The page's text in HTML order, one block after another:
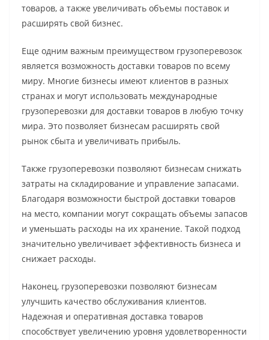
товаров, а также увеличивать объемы поставок и
расширять свой бизнес.
Еще одним важным преимуществом грузоперевозок
является возможность доставки товаров по всему
миру. Многие бизнесы имеют клиентов в разных
странах и могут использовать международные
грузоперевозки для доставки товаров в любую точку
мира. Это позволяет бизнесам расширять свой
рынок сбыта и увеличивать прибыль.
Также грузоперевозки позволяют бизнесам снижать
затраты на складирование и управление запасами.
Благодаря возможности быстрой доставки товаров
на место, компании могут сокращать объемы запасов
и уменьшать расходы на их хранение. Такой подход
значительно увеличивает эффективность бизнеса и
снижает расходы.
Наконец, грузоперевозки позволяют бизнесам
улучшить качество обслуживания клиентов.
Надежная и оперативная доставка товаров
способствует увеличению уровня удовлетворенности